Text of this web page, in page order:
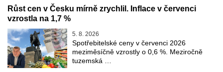
Růst cen v Česku mírně zrychlil. Inflace v červenci
vzrostla na 1,7 %
5. 8. 2026
Spotřebitelské ceny v červenci 2026
meziměsíčně vzrostly o 0,6 %. Meziročně
tuzemská …